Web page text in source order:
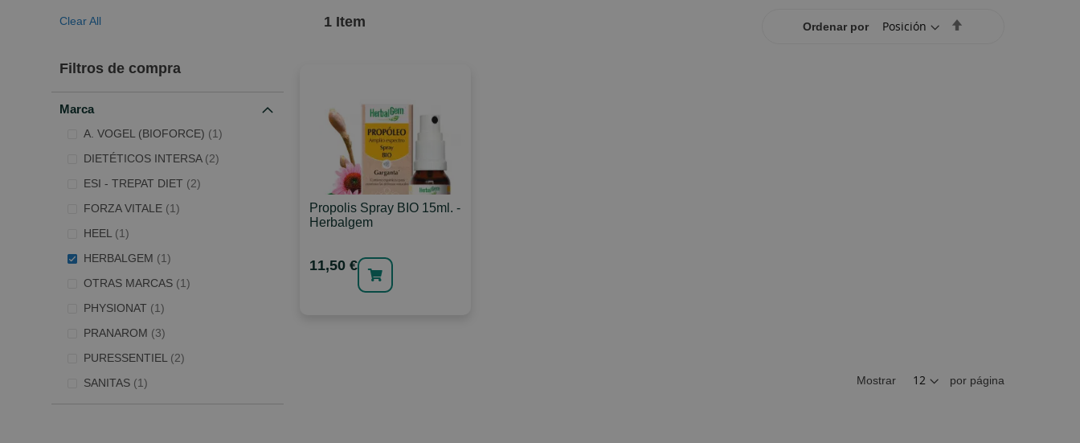
Clear All
Filtros de compra
Marca
A. VOGEL (BIOFORCE) 1
Artículo
DIETÉTICOS INTERSA
2
artículos
ESI - TREPAT DIET
2
artículos
FORZA VITALE
1
Artículo
HEEL
1
Artículo
HERBALGEM
1
Artículo
OTRAS MARCAS
1
Artículo
PHYSIONAT
1
Artículo
PRANAROM
3
artículos
PURESSENTIEL
2
artículos
SANITAS
1
Artículo
1Item Ordenar por
Propolis Spray BIO 15ml. -
Herbalgem
11,50 €
Mostrar por página